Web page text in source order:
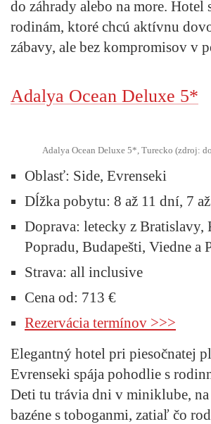
do záhrady alebo na more. Hotel
rodinám, ktoré chcú aktívnu
zábavy, ale bez kompromisov v
Adalya Ocean Deluxe 5*
Adalya Ocean Deluxe 5*, Turecko (zdroj:
Oblasť: Side, Evrenseki
Dĺžka pobytu: 8 až 11 dní, 7
Doprava: letecky z Bratislavy,
Popradu, Budapešti, Viedne a
Strava: all inclusive
Cena od: 713 €
Rezervácia termínov >>>
Elegantný hotel pri piesočnatej
Evrenseki spája pohodlie s
Deti tu trávia dni v miniklube,
bazéne s toboganmi, zatiaľ čo